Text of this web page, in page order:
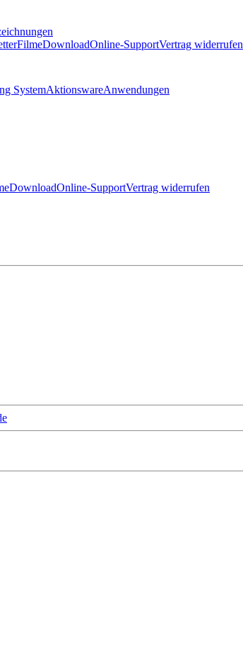
FilmeDownloadOnline-SupportVertrag widerrufen
SystemAktionswareAnwendungen
DownloadOnline-SupportVertrag widerrufen